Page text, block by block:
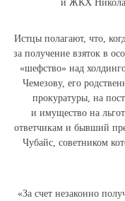
и ЖКХ
Истцы полагают, что,
за получение взяток в
«шефство» над
Чемезову, его
прокуратуры, на
и имущество на
ответчикам и бывший
Чубайс, советником
«За счет незаконно